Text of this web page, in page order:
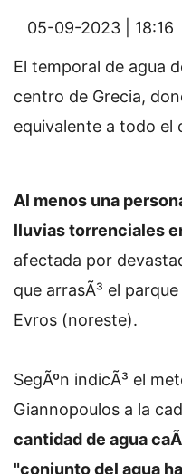
05-09-2023 | 18:16
El temporal de agua
centro de Grecia,
equivalente a todo el
Al menos una
lluvias torrenciales
afectada por
que arrasÃ³ el
Evros (noreste).
SegÃºn indicÃ³ el
Giannopoulos a la
cantidad de agua
"conjunto del agua